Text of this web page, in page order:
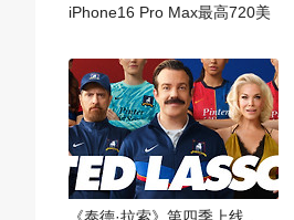
iPhone16 Pro Max最高720美